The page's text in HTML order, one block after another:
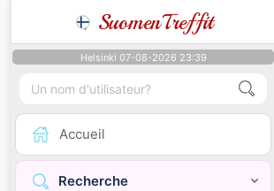
SuomenTreffit
Helsinki 07-08-2026 23:39
Accueil
Recherche